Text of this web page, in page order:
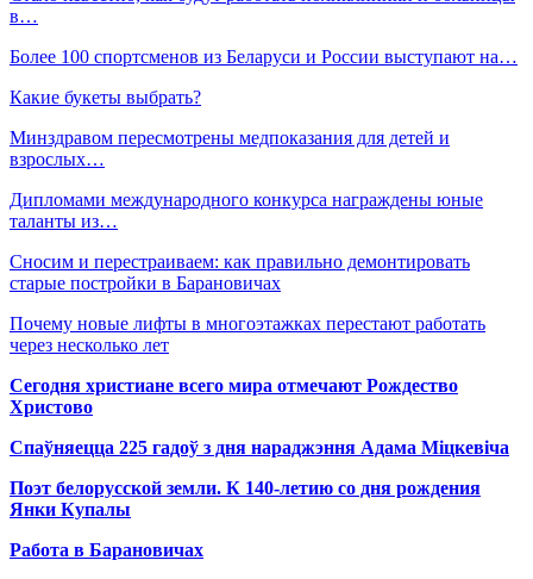
в…
Более 100 спортсменов из Беларуси и России выступают на…
Какие букеты выбрать?
Минздравом пересмотрены медпоказания для детей и
взрослых…
Дипломами международного конкурса награждены юные
таланты из…
Сносим и перестраиваем: как правильно демонтировать
старые постройки в Барановичах
Почему новые лифты в многоэтажках перестают работать
через несколько лет
Сегодня христиане всего мира отмечают Рождество
Христово
Спаўняецца 225 гадоў з дня нараджэння Адама Міцкевіча
Поэт белорусской земли. К 140-летию со дня рождения
Янки Купалы
Работа в Барановичах